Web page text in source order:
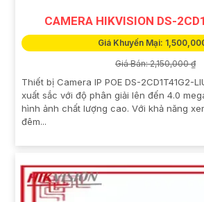
CAMERA HIKVISION DS-
Giá Khuyến Mại:
Giá Bán: 2,150,000 ₫
Thiết bị Camera IP POE DS-2CD1T41G2-
xuất sắc với độ phân giải lên đến 4.0
hình ảnh chất lượng cao. Với khả năng
đêm...